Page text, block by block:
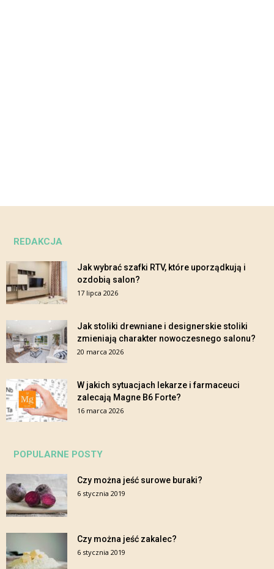
REDAKCJA
Jak wybrać szafki RTV, które uporządkują i
ozdobią salon?
17 lipca 2026
Jak stoliki drewniane i designerskie stoliki
zmieniają charakter nowoczesnego salonu?
20 marca 2026
W jakich sytuacjach lekarze i farmaceuci
zalecają Magne B6 Forte?
16 marca 2026
POPULARNE POSTY
Czy można jeść surowe buraki?
6 stycznia 2019
Czy można jeść zakalec?
6 stycznia 2019